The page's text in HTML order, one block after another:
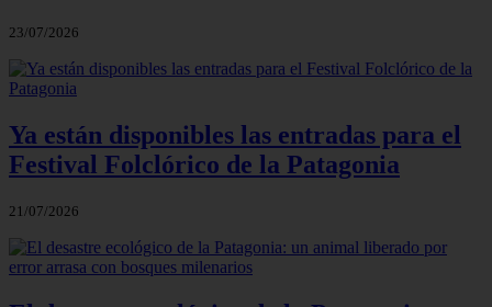
23/07/2026
Ya están disponibles las entradas para el
Festival Folclórico de la Patagonia
21/07/2026